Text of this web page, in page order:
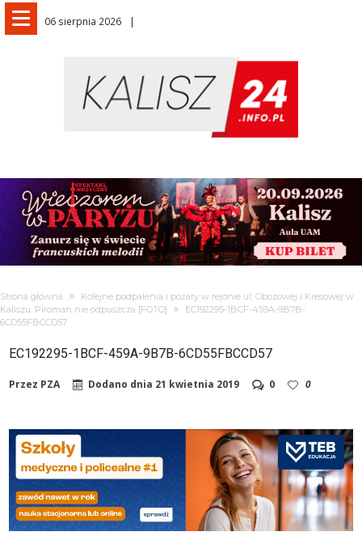
06 sierpnia 2026
Strona główna
Kolejne podpalenia i pożary w rejonie ul. Obozowej i Kresowej w
Kaliszu. Piroman nie odpuszcza [FOTO]
EC192295-1BCF-459A-9B7B-
6CD55FBCCD57
EC192295-1BCF-459A-9B7B-6CD55FBCCD57
Przez PZA Dodano dnia 21 kwietnia 2019 0 0